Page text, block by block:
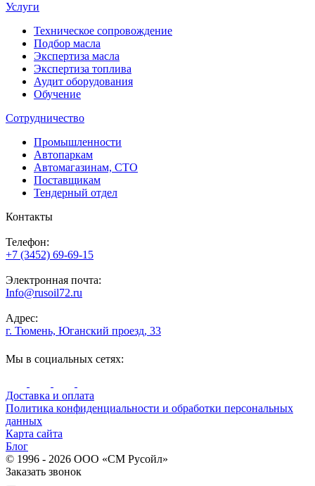
Услуги
Техническое сопровождение
Подбор масла
Экспертиза масла
Экспертиза топлива
Аудит оборудования
Обучение
Сотрудничество
Промышленности
Автопаркам
Автомагазинам, СТО
Поставщикам
Тендерный отдел
Контакты
Телефон:
+7 (3452) 69-69-15
Электронная почта:
Info@rusoil72.ru
Адрес:
г. Тюмень, Юганский проезд, 33
Мы в социальных сетях:
Доставка и оплата
Политика конфиденциальности и обработки персональных
данных
Карта сайта
Блог
© 1996 - 2026 ООО «СМ Русойл»
Заказать звонок